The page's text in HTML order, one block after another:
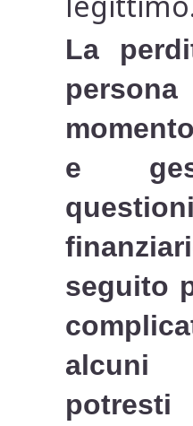
La
e
questioni
seguito